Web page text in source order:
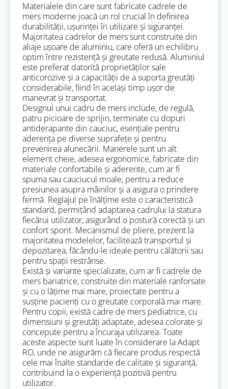
Materialele din care sunt fabricate cadrele de
mers moderne joacă un rol crucial în definirea
durabilității, ușurinței în utilizare și siguranței.
Majoritatea cadrelor de mers sunt construite din
aliaje ușoare de aluminiu, care oferă un echilibru
optim între rezistență și greutate redusă. Aluminiul
este preferat datorită proprietăților sale
anticorozive și a capacității de a suporta greutăți
considerabile, fiind în același timp ușor de
manevrat și transportat.
Designul unui cadru de mers include, de regulă,
patru picioare de sprijin, terminate cu dopuri
antiderapante din cauciuc, esențiale pentru
aderența pe diverse suprafețe și pentru
prevenirea alunecării. Manerele sunt un alt
element cheie, adesea ergonomice, fabricate din
materiale confortabile și aderente, cum ar fi
spuma sau cauciucul moale, pentru a reduce
presiunea asupra mâinilor și a asigura o prindere
fermă. Reglajul pe înălțime este o caracteristică
standard, permițând adaptarea cadrului la statura
fiecărui utilizator, asigurând o postură corectă și un
confort sporit. Mecanismul de pliere, prezent la
majoritatea modelelor, facilitează transportul și
depozitarea, făcându-le ideale pentru călătorii sau
pentru spații restrânse.
Există și variante specializate, cum ar fi cadrele de
mers bariatrice, construite din materiale ranforsate
și cu o lățime mai mare, proiectate pentru a
susține pacienți cu o greutate corporală mai mare.
Pentru copii, există cadre de mers pediatrice, cu
dimensiuni și greutăți adaptate, adesea colorate și
concepute pentru a încuraja utilizarea. Toate
aceste aspecte sunt luate în considerare la Adapt
RO, unde ne asigurăm că fiecare produs respectă
cele mai înalte standarde de calitate și siguranță,
contribuind la o experiență pozitivă pentru
utilizator.